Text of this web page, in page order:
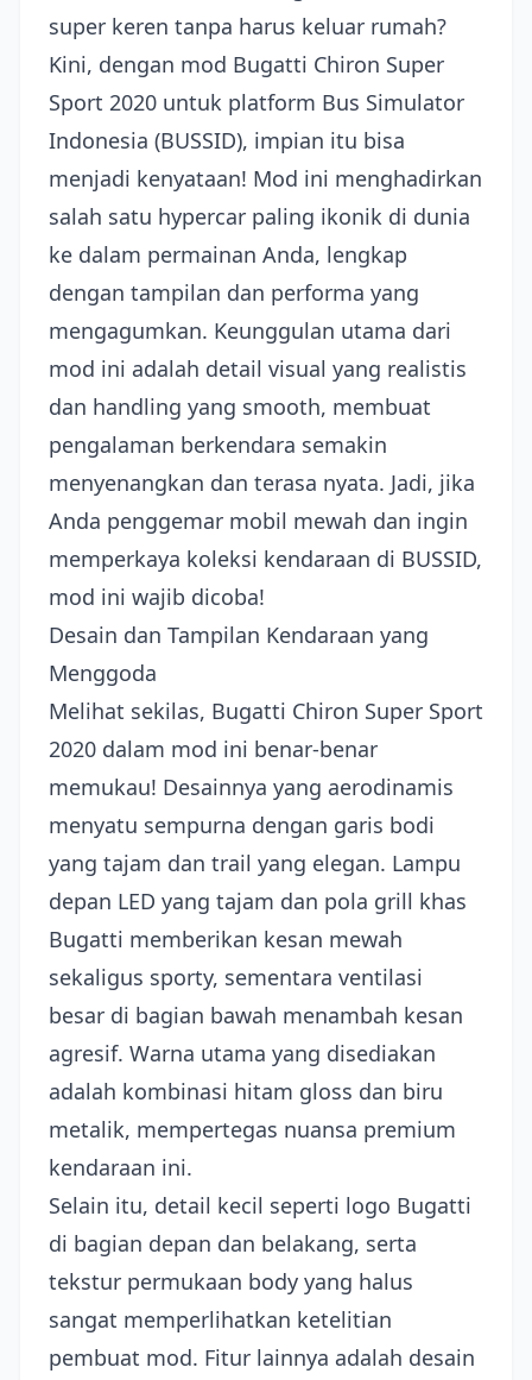
super keren tanpa harus keluar rumah?
Kini, dengan mod Bugatti Chiron Super
Sport 2020 untuk platform Bus Simulator
Indonesia (BUSSID), impian itu bisa
menjadi kenyataan! Mod ini menghadirkan
salah satu hypercar paling ikonik di dunia
ke dalam permainan Anda, lengkap
dengan tampilan dan performa yang
mengagumkan. Keunggulan utama dari
mod ini adalah detail visual yang realistis
dan handling yang smooth, membuat
pengalaman berkendara semakin
menyenangkan dan terasa nyata. Jadi, jika
Anda penggemar mobil mewah dan ingin
memperkaya koleksi kendaraan di BUSSID,
mod ini wajib dicoba!
Desain dan Tampilan Kendaraan yang
Menggoda
Melihat sekilas, Bugatti Chiron Super Sport
2020 dalam mod ini benar-benar
memukau! Desainnya yang aerodinamis
menyatu sempurna dengan garis bodi
yang tajam dan trail yang elegan. Lampu
depan LED yang tajam dan pola grill khas
Bugatti memberikan kesan mewah
sekaligus sporty, sementara ventilasi
besar di bagian bawah menambah kesan
agresif. Warna utama yang disediakan
adalah kombinasi hitam gloss dan biru
metalik, mempertegas nuansa premium
kendaraan ini.
Selain itu, detail kecil seperti logo Bugatti
di bagian depan dan belakang, serta
tekstur permukaan body yang halus
sangat memperlihatkan ketelitian
pembuat mod. Fitur lainnya adalah desain